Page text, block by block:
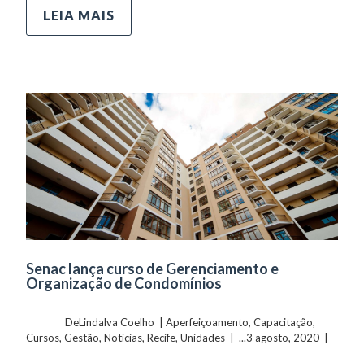
LEIA MAIS
Senac lança curso de Gerenciamento e
Organização de Condomínios
	    	DeLindalva Coelho  |
Aperfeiçoamento, Capacitação
Cursos, Gestão, Notícias, Recife, Unidades